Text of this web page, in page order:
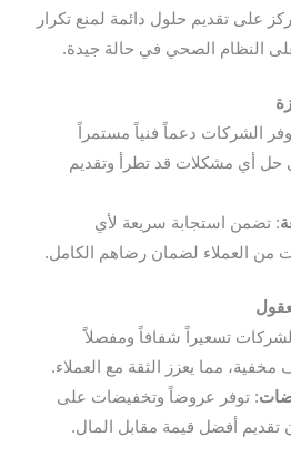
على تقديم حلول دائمة لمنع تكرار
النظام الصحي في حالة جيدة.
الشركات دعماً فنياً مستمراً
حل أي مشكلات قد تطرأ وتقديم
: تضمن استجابة سريعة لأي
من العملاء لضمان رضاهم الكامل.
تسعيراً شفافاً ومفصلاً
مما يعزز الثقة مع العملاء.
: توفر عروضاً وتخفيضات على
أفضل قيمة مقابل المال.